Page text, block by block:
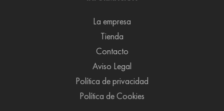
La empresa
Tienda
Contacto
Aviso Legal
Política de privacidad
Política de Cookies